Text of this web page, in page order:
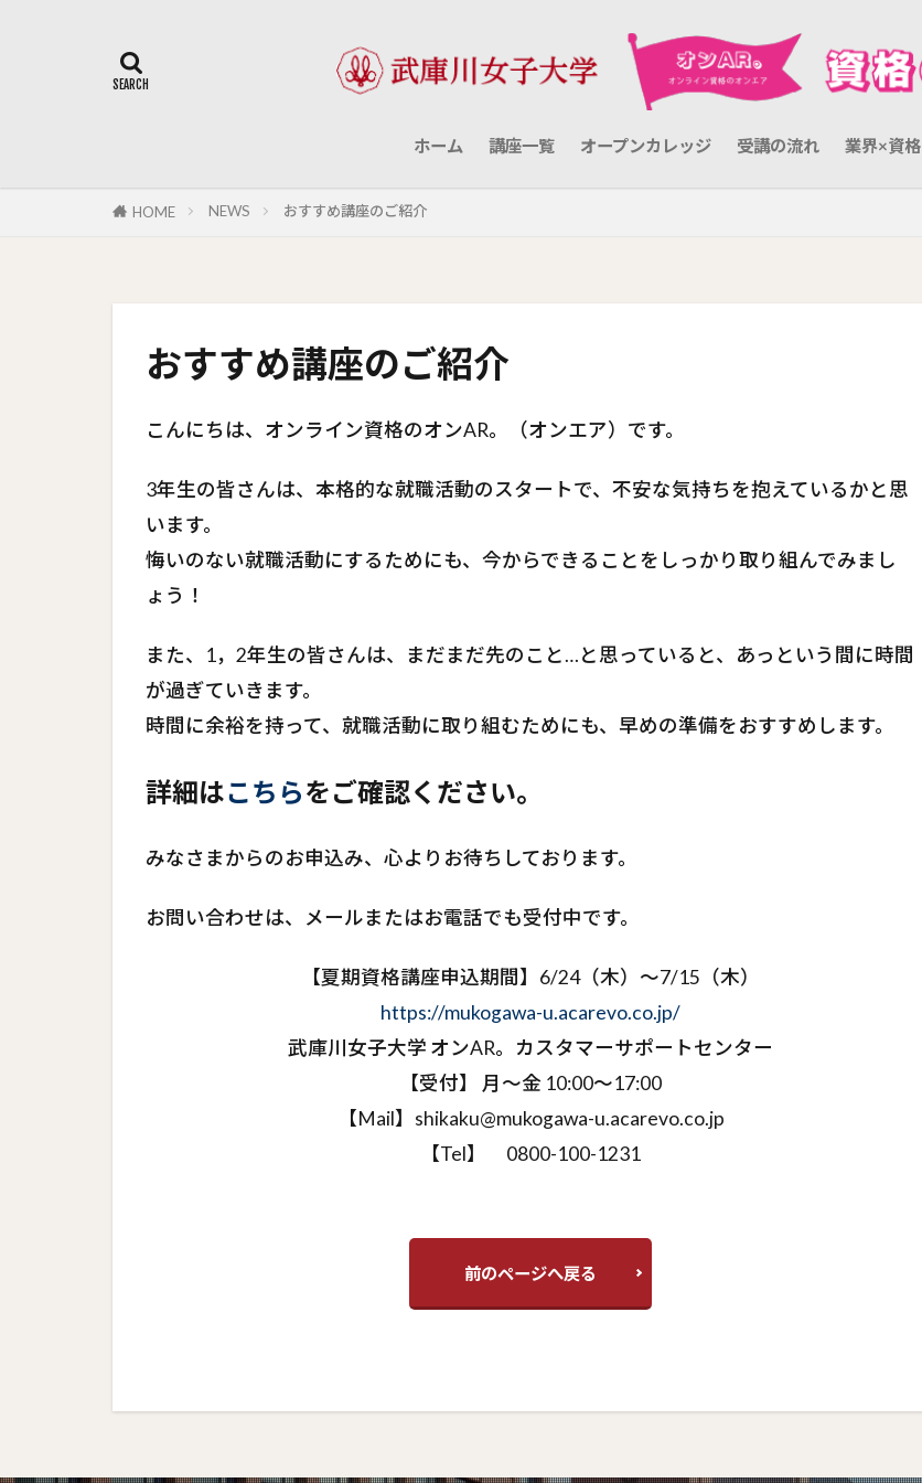
ホーム 講座一覧 オープンカレッジ 受講の流れ 業界×資格
HOME NEWS おすすめ講座のご紹介
おすすめ講座のご紹介
こんにちは、オンライン資格のオンAR。（オンエア）です。
3年生の皆さんは、本格的な就職活動のスタートで、不安な気持ちを抱えているかと思
います。
悔いのない就職活動にするためにも、今からできることをしっかり取り組んでみまし
ょう！
また、1，2年生の皆さんは、まだまだ先のこと…と思っていると、あっという間に時間
が過ぎていきます。
時間に余裕を持って、就職活動に取り組むためにも、早めの準備をおすすめします。
詳細はこちらをご確認ください。
みなさまからのお申込み、心よりお待ちしております。
お問い合わせは、メールまたはお電話でも受付中です。
【夏期資格講座申込期間】6/24（木）～7/15（木）
https://mukogawa-u.acarevo.co.jp/
武庫川女子大学 オンAR。カスタマーサポートセンター
【受付】 月～金 10:00～17:00
【Mail】shikaku@mukogawa-u.acarevo.co.jp
【Tel】 0800-100-1231
前のページへ戻る